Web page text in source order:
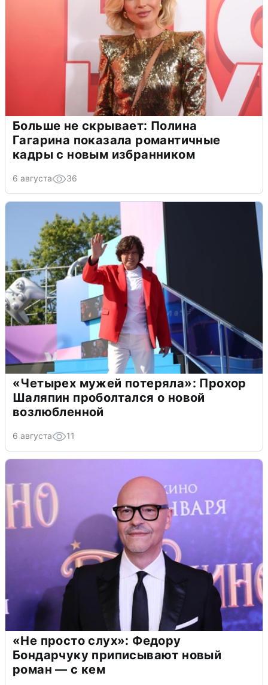
Больше не скрывает: Полина
Гагарина показала романтичные
кадры с новым избранником
6 августа 36
«Четырех мужей потеряла»: Прохор
Шаляпин проболтался о новой
возлюбленной
6 августа 11
«Не просто слух»: Федору
Бондарчуку приписывают новый
роман — с кем